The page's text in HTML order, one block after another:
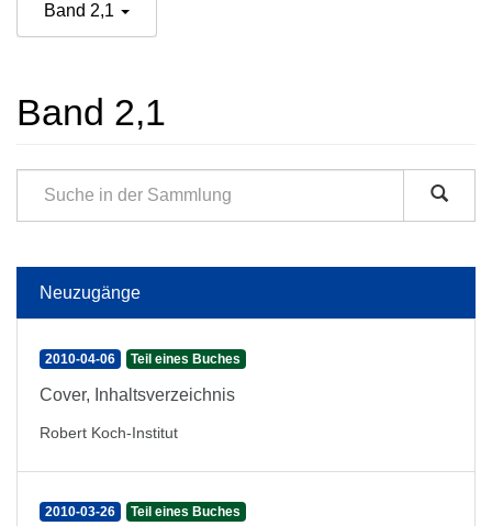
Band 2,1
Band 2,1
Neuzugänge
2010-04-06 Teil eines Buches
Cover, Inhaltsverzeichnis
Robert Koch-Institut
2010-03-26 Teil eines Buches